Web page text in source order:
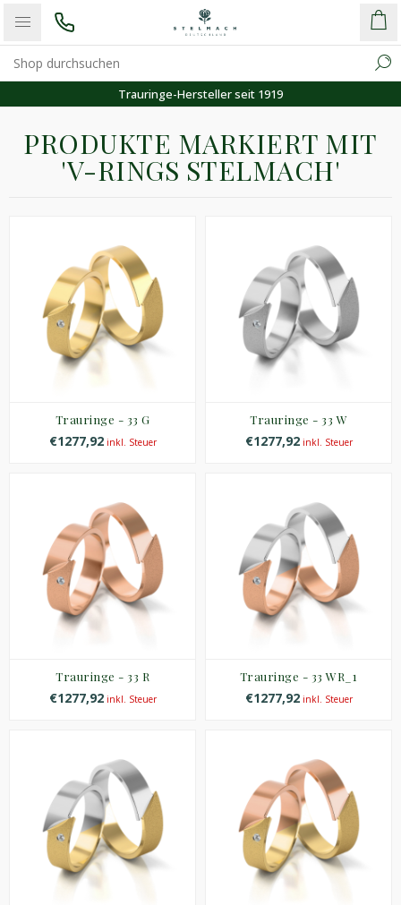
Trauringe-Hersteller seit 1919
PRODUKTE MARKIERT MIT
'V-RINGS STELMACH'
Trauringe - 33 G
€1277,92inkl. Steuer
Trauringe - 33 W
€1277,92inkl. Steuer
Trauringe - 33 R
€1277,92inkl. Steuer
Trauringe - 33 WR_1
€1277,92inkl. Steuer